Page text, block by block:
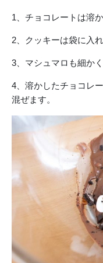
1、チョコレートは溶
2、クッキーは袋に入
3、マシュマロも細か
4、溶かしたチョコレ
混ぜます。